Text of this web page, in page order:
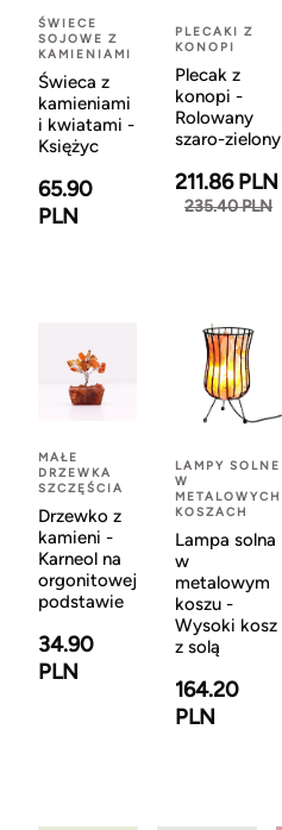
ŚWIECE
SOJOWE Z
KAMIENIAMI
Świeca z
kamieniami
i kwiatami -
Księżyc
65.90
PLN
PLECAKI Z
KONOPI
Plecak z
konopi -
Rolowany
szaro-zielony
211.86 PLN
235.40 PLN
MAŁE
DRZEWKA
SZCZĘŚCIA
Drzewko z
kamieni -
Karneol na
orgonitowej
podstawie
34.90
PLN
LAMPY SOLNE
W
METALOWYCH
KOSZACH
Lampa solna
w
metalowym
koszu -
Wysoki kosz
z solą
164.20
PLN